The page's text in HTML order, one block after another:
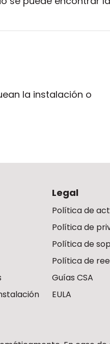
la instalación o
Legal
Política de
Política de
Política de
Política de
Guías CSA
EULA